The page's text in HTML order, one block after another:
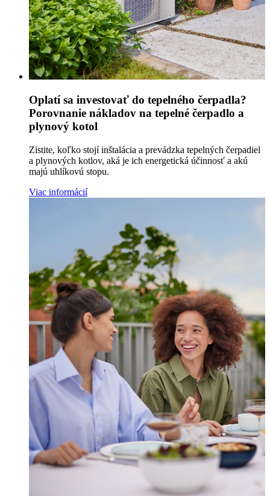
Oplatí sa investovať do tepelného čerpadla?
Porovnanie nákladov na tepelné čerpadlo a
plynový kotol
Zistite, koľko stojí inštalácia a prevádzka tepelných čerpadiel
a plynových kotlov, aká je ich energetická účinnosť a akú
majú uhlíkovú stopu.
Viac informácií